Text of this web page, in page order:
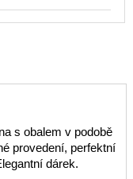
s obalem v podobě
provedení, perfektní
dárek.